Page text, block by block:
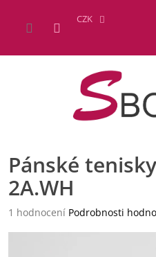
obsah
CZK
Pánské
2A.WH
Průměrné
1 hodnocení Podrobnosti